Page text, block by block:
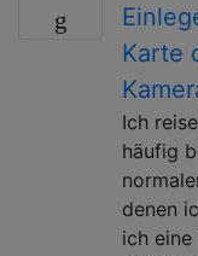
Karte
Ich
häufig
denen
ich